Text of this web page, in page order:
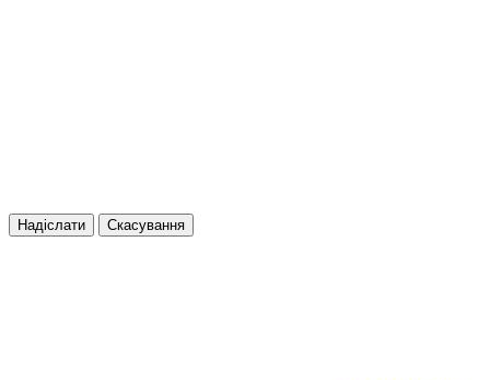
Надіслати Скасування